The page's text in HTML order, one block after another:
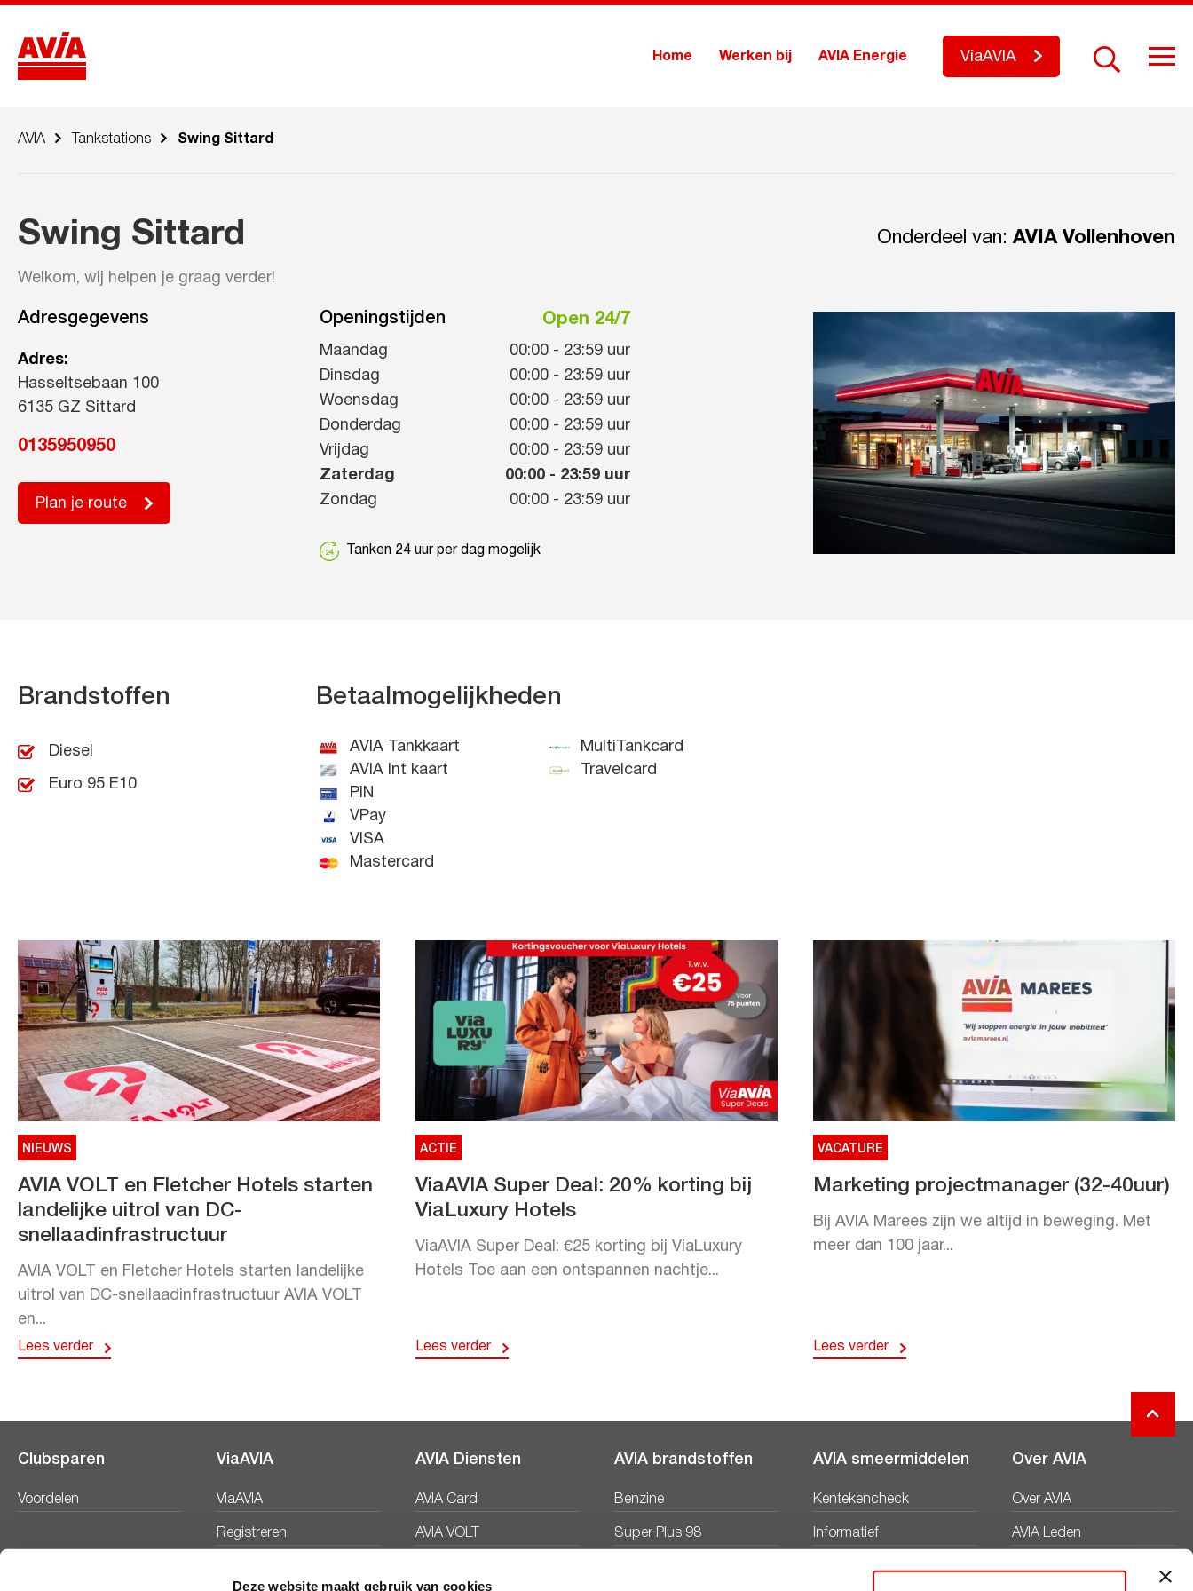
Deze website maakt gebruik van cookies
Home Werken bij AVIA Energie ViaAVIA
AVIA Tankstations Swing Sittard
Swing Sittard
Welkom, wij helpen je graag verder!
Onderdeel van: AVIA Vollenhoven
Adresgegevens
Adres:
Hasseltsebaan 100
6135 GZ Sittard
0135950950
Plan je route
Openingstijden Open 24/7
Maandag 00:00 - 23:59 uur
Dinsdag
00:00 - 23:59 uur
Woensdag
00:00 - 23:59 uur
Donderdag
00:00 - 23:59 uur
Vrijdag
00:00 - 23:59 uur
Zaterdag
00:00 - 23:59 uur
Zondag
00:00 - 23:59 uur
Tanken 24 uur per dag mogelijk
Brandstoffen
Diesel
Euro 95 E10
Betaalmogelijkheden
AVIA Tankkaart
AVIA Int kaart
PIN
VPay
VISA
Mastercard
MultiTankcard
Travelcard
NIEUWS
AVIA VOLT en Fletcher Hotels starten
landelijke uitrol van DC-
snellaadinfrastructuur
AVIA VOLT en Fletcher Hotels starten landelijke
uitrol van DC-snellaadinfrastructuur AVIA VOLT
en...
Lees verder
ACTIE
ViaAVIA Super Deal: 20% korting bij
ViaLuxury Hotels
ViaAVIA Super Deal: €25 korting bij ViaLuxury
Hotels Toe aan een ontspannen nachtje...
Lees verder
VACATURE
Marketing projectmanager (32-40uur)
Bij AVIA Marees zijn we altijd in beweging. Met
meer dan 100 jaar...
Lees verder
Clubsparen
Voordelen
ViaAVIA
ViaAVIA
Registreren
AVIA Diensten
AVIA Card
AVIA VOLT
AVIA brandstoffen
Benzine
Super Plus 98
AVIA smeermiddelen
Kentekencheck
Informatief
Productbladen
Over AVIA
Over AVIA
AVIA Leden
Nieuws